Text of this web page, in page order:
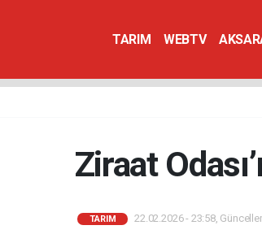
TARIM WEBTV
Ziraat
TARIM 22.02.2026 - 23:58,